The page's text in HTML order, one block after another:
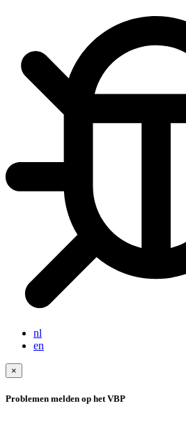
nl
en
×
Problemen melden op het VBP